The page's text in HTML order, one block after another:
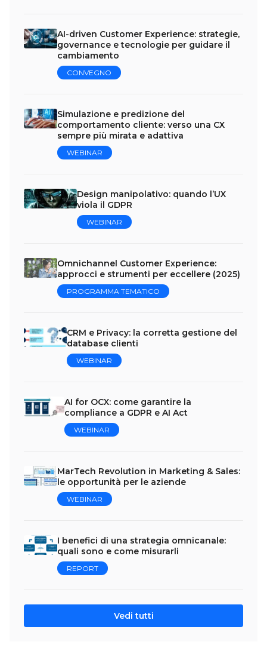
AI-driven Customer Experience: strategie,
governance e tecnologie per guidare il
cambiamento
CONVEGNO
Simulazione e predizione del
comportamento cliente: verso una CX
sempre più mirata e adattiva
WEBINAR
Design manipolativo: quando l’UX
viola il GDPR
WEBINAR
Omnichannel Customer Experience:
approcci e strumenti per eccellere (2025)
PROGRAMMA TEMATICO
CRM e Privacy: la corretta gestione del
database clienti
WEBINAR
AI for OCX: come garantire la
compliance a GDPR e AI Act
WEBINAR
MarTech Revolution in Marketing & Sales:
le opportunità per le aziende
WEBINAR
I benefici di una strategia omnicanale:
quali sono e come misurarli
REPORT
Vedi tutti